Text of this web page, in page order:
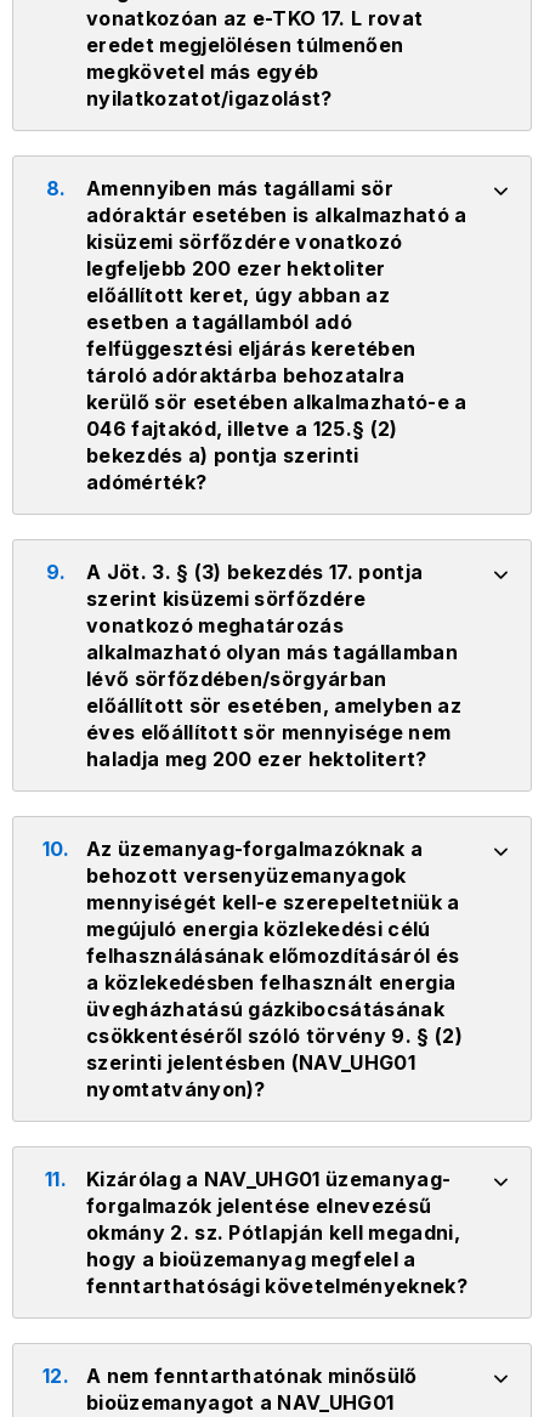
vonatkozóan az e-TKO 17. L rovat
eredet megjelölésen túlmenően
megkövetel más egyéb
nyilatkozatot/igazolást?
8.
Amennyiben más tagállami sör
adóraktár esetében is alkalmazható a
kisüzemi sörfőzdére vonatkozó
legfeljebb 200 ezer hektoliter
előállított keret, úgy abban az
esetben a tagállamból adó
felfüggesztési eljárás keretében
tároló adóraktárba behozatalra
kerülő sör esetében alkalmazható-e a
046 fajtakód, illetve a 125.§ (2)
bekezdés a) pontja szerinti
adómérték?
9.
A Jöt. 3. § (3) bekezdés 17. pontja
szerint kisüzemi sörfőzdére
vonatkozó meghatározás
alkalmazható olyan más tagállamban
lévő sörfőzdében/sörgyárban
előállított sör esetében, amelyben az
éves előállított sör mennyisége nem
haladja meg 200 ezer hektolitert?
10.
Az üzemanyag-forgalmazóknak a
behozott versenyüzemanyagok
mennyiségét kell-e szerepeltetniük a
megújuló energia közlekedési célú
felhasználásának előmozdításáról és
a közlekedésben felhasznált energia
üvegházhatású gázkibocsátásának
csökkentéséről szóló törvény 9. § (2)
szerinti jelentésben (NAV_UHG01
nyomtatványon)?
11.
Kizárólag a NAV_UHG01 üzemanyag-
forgalmazók jelentése elnevezésű
okmány 2. sz. Pótlapján kell megadni,
hogy a bioüzemanyag megfelel a
fenntarthatósági követelményeknek?
12.
A nem fenntarthatónak minősülő
bioüzemanyagot a NAV_UHG01